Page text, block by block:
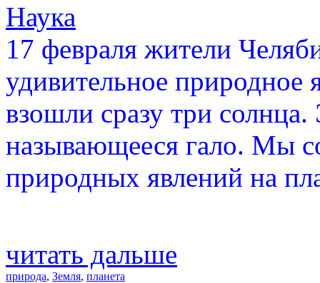
Наука
17 февраля жители
удивительное природное
взошли сразу три солнца.
называющееся гало. Мы
природных явлений на
читать дальше
природа, Земля, планета